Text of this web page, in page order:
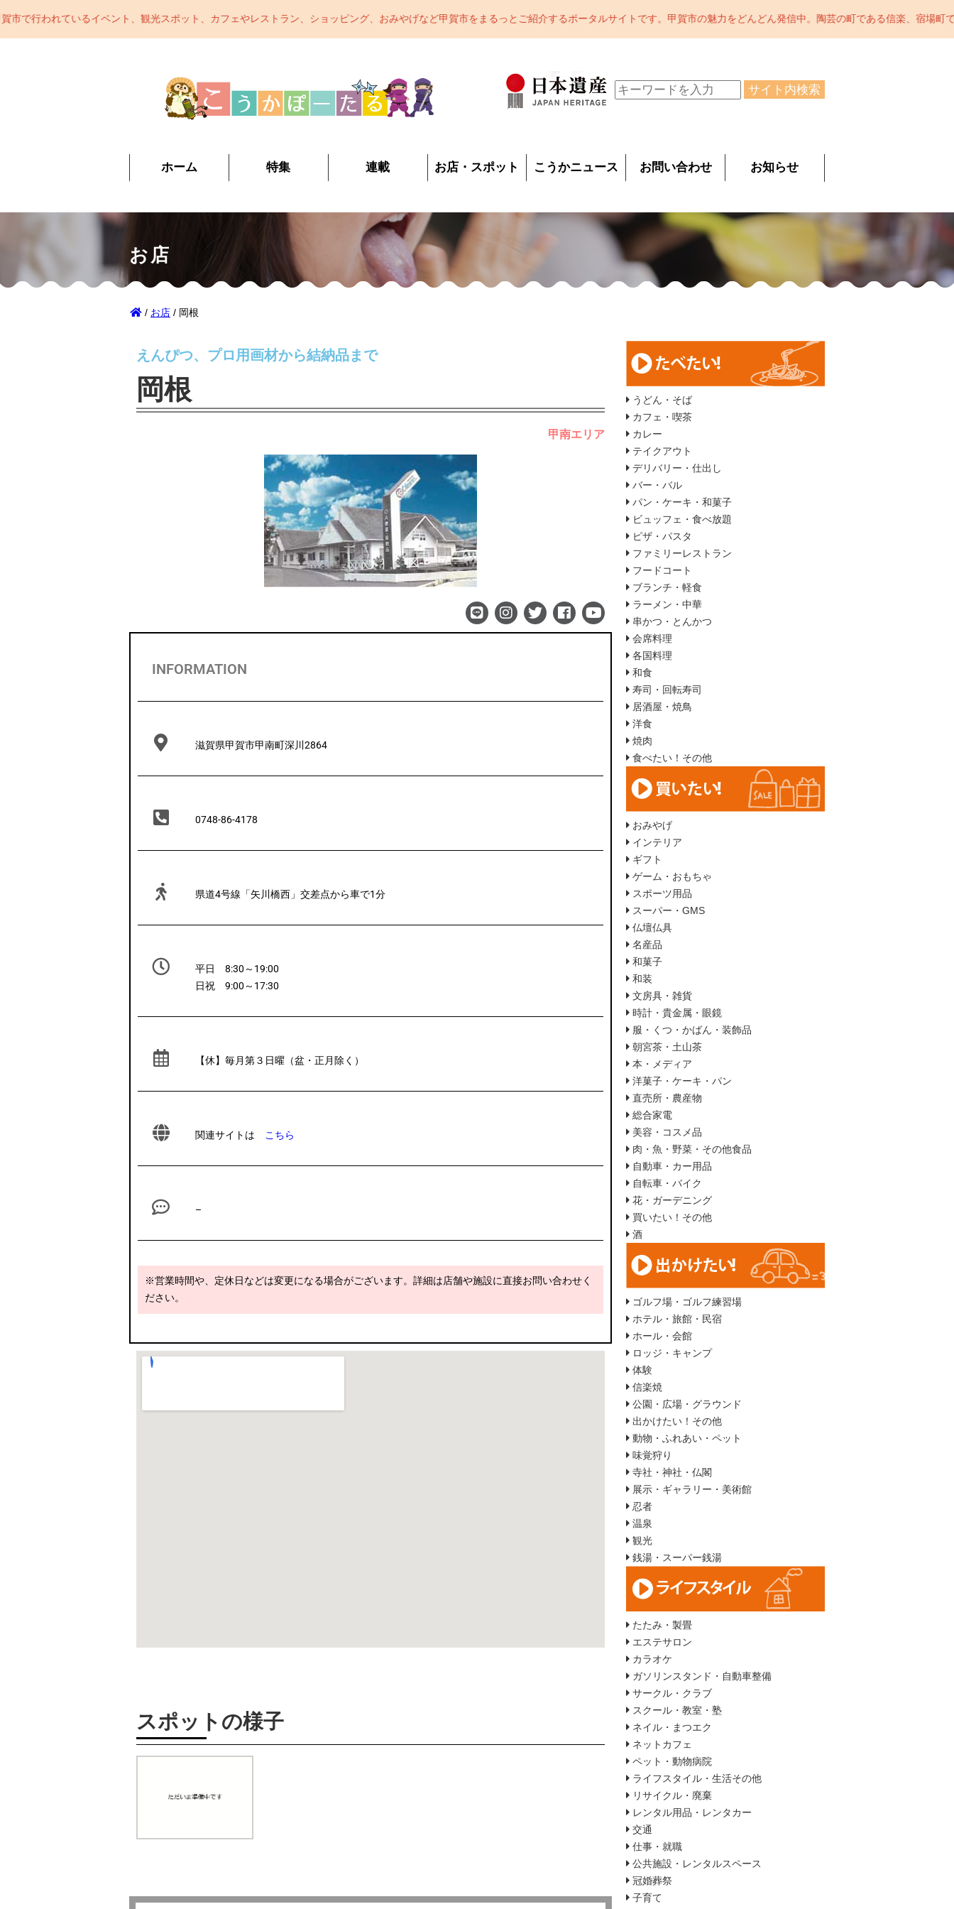
観光スポット、カフェやレストラン、ショッピング、おみやげなど甲賀市をまるっとご紹介するポータルサイトです。甲賀市の魅力をどんどん発信中。陶芸の町である信楽、宿場町である水口、お茶処の土山
サイト内検索
ホーム 特集 連載 お店・スポット こうかニュース お問い合わせ お知らせ
お店
/ お店 / 岡根
えんぴつ、プロ用画材から結納品まで
岡根
甲南エリア
INFORMATION
滋賀県甲賀市甲南町深川2864
0748-86-4178
県道4号線「矢川橋西」交差点から車で1分
平日 8:30～19:00
日祝 9:00～17:30
【休】毎月第３日曜（盆・正月除く）
関連サイトは こちら
–
※営業時間や、定休日などは変更になる場合がございます。詳細は店舗や施設に直接お問い合わせく
ださい。
スポットの様子
うどん・そば
カフェ・喫茶
カレー
テイクアウト
デリバリー・仕出し
バー・バル
パン・ケーキ・和菓子
ビュッフェ・食べ放題
ピザ・パスタ
ファミリーレストラン
フードコート
ブランチ・軽食
ラーメン・中華
串かつ・とんかつ
会席料理
各国料理
和食
寿司・回転寿司
居酒屋・焼鳥
洋食
焼肉
食べたい！その他
おみやげ
インテリア
ギフト
ゲーム・おもちゃ
スポーツ用品
スーパー・GMS
仏壇仏具
名産品
和菓子
和装
文房具・雑貨
時計・貴金属・眼鏡
服・くつ・かばん・装飾品
朝宮茶・土山茶
本・メディア
洋菓子・ケーキ・パン
直売所・農産物
総合家電
美容・コスメ品
肉・魚・野菜・その他食品
自動車・カー用品
自転車・バイク
花・ガーデニング
買いたい！その他
酒
ゴルフ場・ゴルフ練習場
ホテル・旅館・民宿
ホール・会館
ロッジ・キャンプ
体験
信楽焼
公園・広場・グラウンド
出かけたい！その他
動物・ふれあい・ペット
味覚狩り
寺社・神社・仏閣
展示・ギャラリー・美術館
忍者
温泉
観光
銭湯・スーパー銭湯
たたみ・製畳
エステサロン
カラオケ
ガソリンスタンド・自動車整備
サークル・クラブ
スクール・教室・塾
ネイル・まつエク
ネットカフェ
ペット・動物病院
ライフスタイル・生活その他
リサイクル・廃棄
レンタル用品・レンタカー
交通
仕事・就職
公共施設・レンタルスペース
冠婚葬祭
子育て